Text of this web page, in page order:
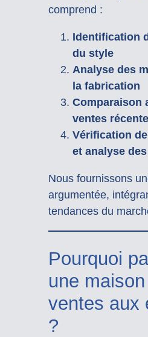
comprend :
Identification
du style
Analyse des
la fabrication
Comparaison
ventes
Vérification
et analyse
Nous fournissons
argumentée,
tendances du
Pourquoi
une
ventes aux
?